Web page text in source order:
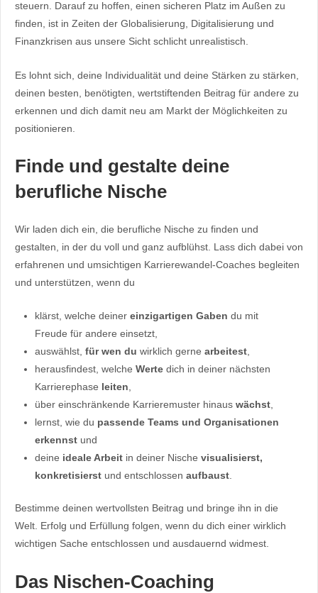
steuern. Darauf zu hoffen, einen sicheren Platz im Außen zu
finden, ist in Zeiten der Globalisierung, Digitalisierung und
Finanzkrisen aus unsere Sicht schlicht unrealistisch.
Es lohnt sich, deine Individualität und deine Stärken zu stärken,
deinen besten, benötigten, wertstiftenden Beitrag für andere zu
erkennen und dich damit neu am Markt der Möglichkeiten zu
positionieren.
Finde und gestalte deine
berufliche Nische
Wir laden dich ein, die berufliche Nische zu finden und
gestalten, in der du voll und ganz aufblühst. Lass dich dabei von
erfahrenen und umsichtigen Karrierewandel-Coaches begleiten
und unterstützen, wenn du
klärst, welche deiner einzigartigen Gaben du mit
Freude für andere einsetzt,
auswählst, für wen du wirklich gerne arbeitest
herausfindest, welche Werte dich in deiner nächsten
Karrierephase leiten
über einschränkende Karrieremuster hinaus wächst
lernst, wie du passende Teams und Organisationen
erkennst und
deine ideale Arbeit in deiner Nische visualisierst,
konkretisierst und entschlossen aufbaust
Bestimme deinen wertvollsten Beitrag und bringe ihn in die
Welt. Erfolg und Erfüllung folgen, wenn du dich einer wirklich
wichtigen Sache entschlossen und ausdauernd widmest.
Das Nischen-Coaching